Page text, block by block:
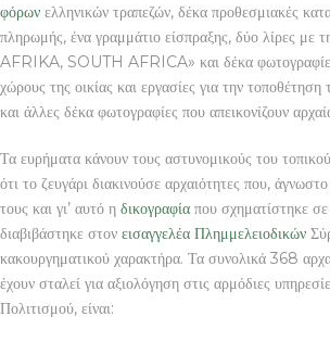
φόρων ελληνικών τραπεζών, δέκα προθεσμιακές
πληρωμής, ένα γραμμάτιο είσπραξης, δύο λίρες με
AFRIKA, SOUTH AFRICA» και δέκα φωτογραφίες
χώρους της οικίας και εργασίες για την
και άλλες δέκα φωτογραφίες που απεικονίζουν
Τα ευρήματα κάνουν τους αστυνομικούς του
ότι το ζευγάρι διακινούσε αρχαιότητες που,
τους και γι’ αυτό η δικογραφία που σχηματίστηκε
διαβιβάστηκε στον εισαγγελέα Πλημμελειοδικών
κακουργηματικού χαρακτήρα. Τα συνολικά 368
έχουν σταλεί για αξιολόγηση στις αρμόδιες
Πολιτισμού, είναι: